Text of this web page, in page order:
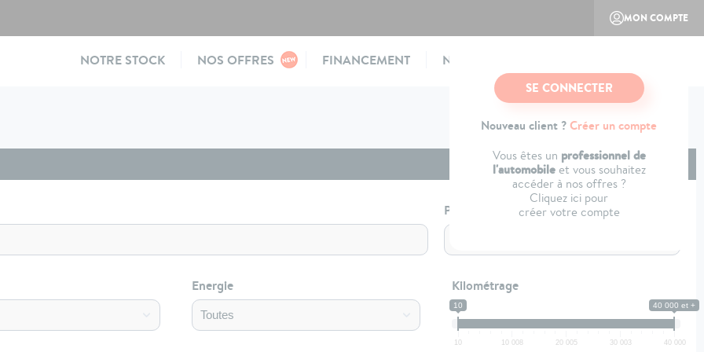
MON COMPTE
SE CONNECTER
Nouveau client ?Créer un compte
Vous êtes un professionnel de
l'automobileet vous souhaitez
accéder à nos offres ?
Cliquez ici pour
créer votre compte
Main
NOTRE STOCK NOS OFFRES FINANCEMENT NOTRE CONCEPT
Profil
Energie Kilométrage
10 40 000 et +
10 10 008 20 005 30 003 40 000